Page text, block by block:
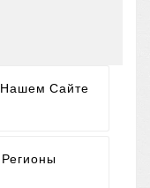
Нашем Сайте